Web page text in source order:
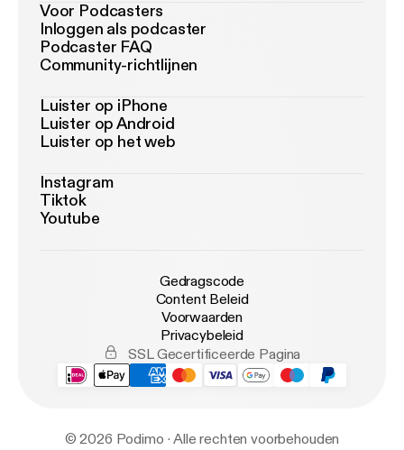
Voor Podcasters
Inloggen als podcaster
Podcaster FAQ
Community-richtlijnen
Luister op iPhone
Luister op Android
Luister op het web
Instagram
Tiktok
Youtube
Gedragscode
Content Beleid
Voorwaarden
Privacybeleid
SSL Gecertificeerde Pagina
© 2026 Podimo · Alle rechten voorbehouden